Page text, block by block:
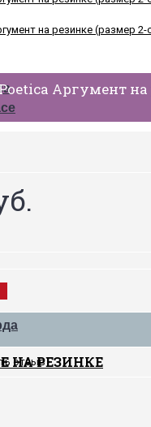
НА РЕЗИНКЕ
Аргумент
отзыв